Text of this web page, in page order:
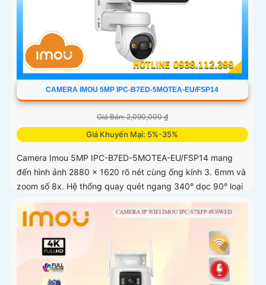
CAMERA IMOU 5MP IPC-B7ED-5MOTEA-EU/FSP14
Giá Bán: 2,090,000 ₫
Giá Khuyến Mại: 5%-35%
Camera Imou 5MP IPC-B7ED-5MOTEA-EU/FSP14 mang
đến hình ảnh 2880 x 1620 rõ nét cùng ống kính 3. 6mm và
zoom số 8x. Hệ thống quay quét ngang 340° dọc 90° loại
bỏ điểm mù